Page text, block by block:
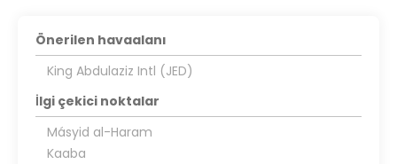
Önerilen havaalanı
King Abdulaziz Intl (JED)
İlgi çekici noktalar
Másyid al-Haram
Kaaba